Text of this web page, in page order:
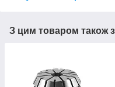
З цим товаром також